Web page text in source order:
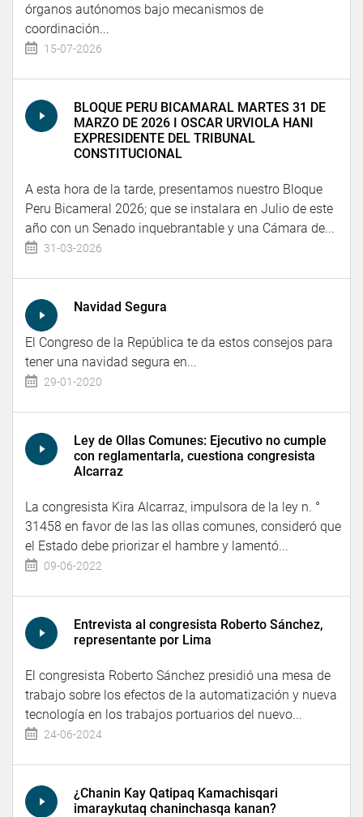
órganos autónomos bajo mecanismos de
coordinación...
15-07-2026
BLOQUE PERU BICAMARAL MARTES 31 DE
MARZO DE 2026 I OSCAR URVIOLA HANI
EXPRESIDENTE DEL TRIBUNAL
CONSTITUCIONAL
A esta hora de la tarde, presentamos nuestro Bloque
Peru Bicameral 2026; que se instalara en Julio de este
año con un Senado inquebrantable y una Cámara de...
31-03-2026
Navidad Segura
El Congreso de la República te da estos consejos para
tener una navidad segura en...
29-01-2020
Ley de Ollas Comunes: Ejecutivo no cumple
con reglamentarla, cuestiona congresista
Alcarraz
La congresista Kira Alcarraz, impulsora de la ley n. °
31458 en favor de las las ollas comunes, consideró que
el Estado debe priorizar el hambre y lamentó...
09-06-2022
Entrevista al congresista Roberto Sánchez,
representante por Lima
El congresista Roberto Sánchez presidió una mesa de
trabajo sobre los efectos de la automatización y nueva
tecnología en los trabajos portuarios del nuevo...
24-06-2024
¿Chanin Kay Qatipaq Kamachisqari
imaraykutaq chaninchasqa kanan?